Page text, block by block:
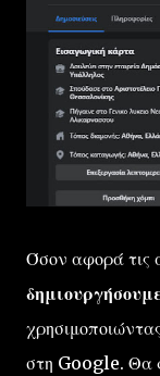
Όσον αφορά τις
στη Google. Θα